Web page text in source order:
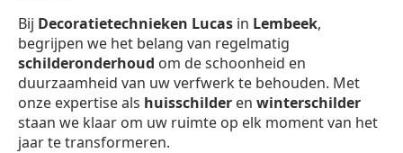
Bij Decoratietechnieken Lucas in Lembeek,
begrijpen we het belang van regelmatig
schilderonderhoud om de schoonheid en
duurzaamheid van uw verfwerk te behouden. Met
onze expertise als huisschilder en winterschilder
staan we klaar om uw ruimte op elk moment van het
jaar te transformeren.